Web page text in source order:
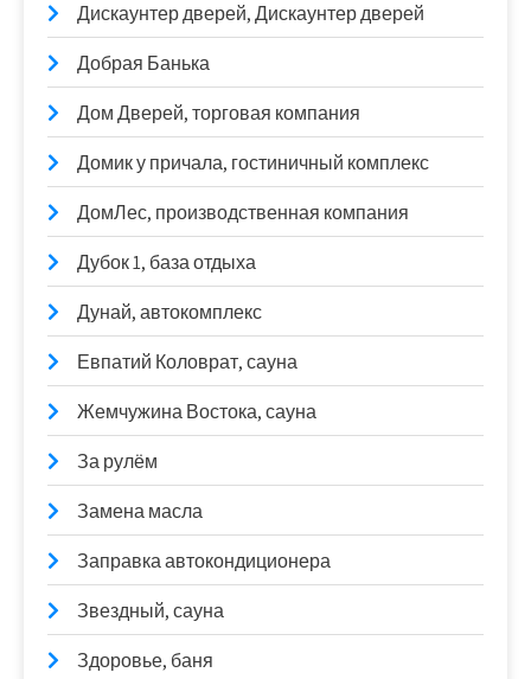
Дискаунтер дверей, Дискаунтер дверей
Добрая Банька
Дом Дверей, торговая компания
Домик у причала, гостиничный комплекс
ДомЛес, производственная компания
Дубок 1, база отдыха
Дунай, автокомплекс
Евпатий Коловрат, сауна
Жемчужина Востока, сауна
За рулём
Замена масла
Заправка автокондиционера
Звездный, сауна
Здоровье, баня